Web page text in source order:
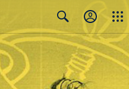
Search Close